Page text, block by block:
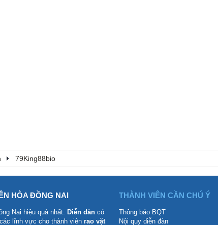
79King88bio
HÒA ĐỒNG NAI
Nai hiệu quả nhất. Diễn đàn có
lĩnh vực cho thành viên rao vặt
THÀNH VIÊN CẦN CHÚ Ý
Thông báo BQT
Nội quy diễn đàn